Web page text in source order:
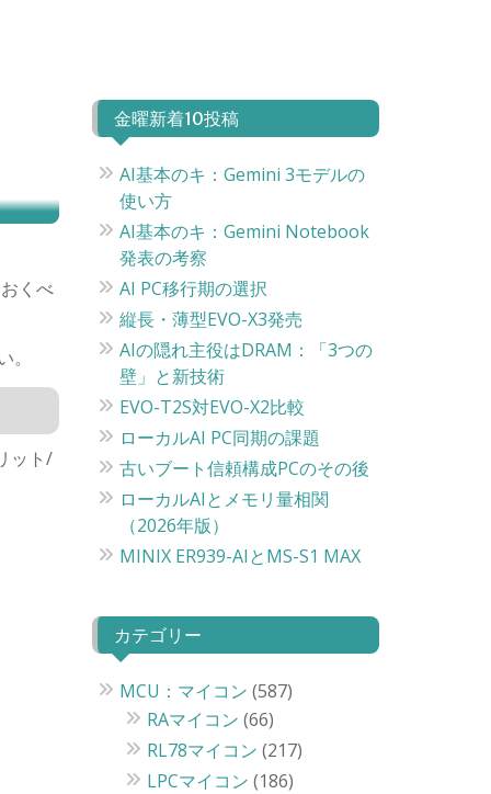
くべ
ット/
金曜新着10投稿
AI基本のキ：Gemini 3モデルの
使い方
AI基本のキ：Gemini Notebook
発表の考察
AI PC移行期の選択
縦長・薄型EVO-X3発売
AIの隠れ主役はDRAM：「3つの
壁」と新技術
EVO-T2S対EVO-X2比較
ローカルAI PC同期の課題
古いブート信頼構成PCのその後
ローカルAIとメモリ量相関
（2026年版）
MINIX ER939-AIとMS-S1 MAX
カテゴリー
MCU：マイコン (587)
RAマイコン (66)
RL78マイコン (217)
LPCマイコン (186)